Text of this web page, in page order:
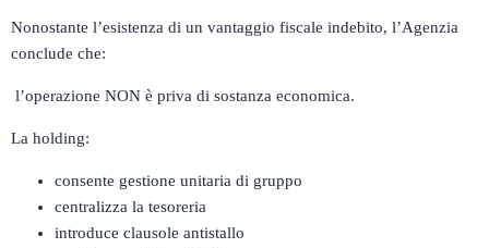
Nonostante l’esistenza di un vantaggio fiscale indebito, l’Agenzia
conclude che:
l’operazione NON è priva di sostanza economica.
La holding:
consente gestione unitaria di gruppo
centralizza la tesoreria
introduce clausole antistallo